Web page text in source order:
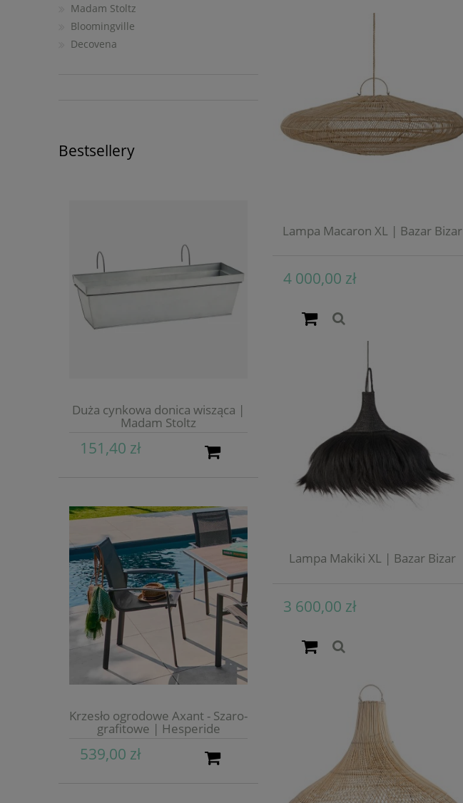
Madam Stoltz
Bloomingville
Decovena
Bestsellery
Duża cynkowa donica wisząca |
Madam Stoltz
151,40 zł
Krzesło ogrodowe Axant - Szaro-
grafitowe | Hesperide
539,00 zł
Lampa Macaron XL | Bazar Bizar
4 000,00 zł
Lampa Makiki XL | Bazar Bizar
3 600,00 zł